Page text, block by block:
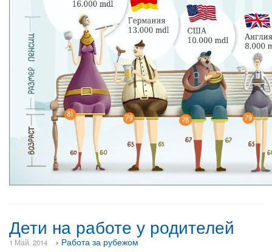
Дети на работе у родителей
1 Май. 2014
› Работа за рубежом